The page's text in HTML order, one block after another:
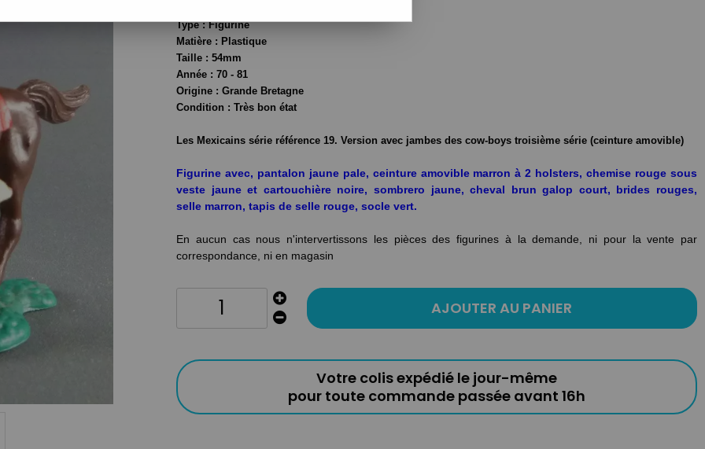
Type : Figurine
Matière : Plastique
Taille : 54mm
Année : 70 - 81
Origine : Grande Bretagne
Condition : Très bon état
Les Mexicains série référence 19. Version avec jambes des cow-boys troisième série (ceinture amovible)
Figurine avec, pantalon jaune pale, ceinture amovible marron à 2 holsters, chemise rouge sous
veste jaune et cartouchière noire, sombrero jaune, cheval brun galop court, brides rouges,
selle marron, tapis de selle rouge, socle vert.
En aucun cas nous n'intervertissons les pièces des figurines à la demande, ni pour la vente par
correspondance, ni en magasin
AJOUTER AU PANIER
Votre colis expédié le jour-même
pour toute commande passée avant 16h